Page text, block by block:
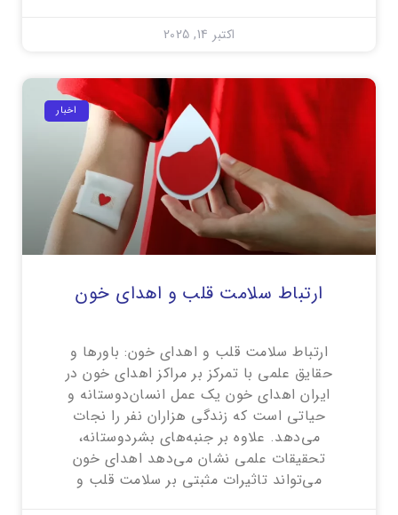
اکتبر 14, 2025
اخبار
ارتباط سلامت قلب و اهدای خون
ارتباط سلامت قلب و اهدای خون: باورها و
حقایق علمی با تمرکز بر مراکز اهدای خون در
ایران اهدای خون یک عمل انسان‌دوستانه و
حیاتی است که زندگی هزاران نفر را نجات
می‌دهد. علاوه بر جنبه‌های بشردوستانه،
تحقیقات علمی نشان می‌دهد اهدای خون
می‌تواند تاثیرات مثبتی بر سلامت قلب و